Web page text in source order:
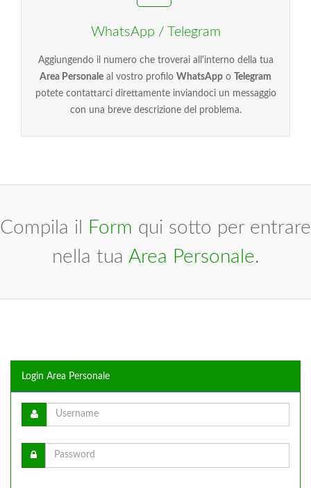
WhatsApp / Telegram
Aggiungendo il numero che troverai all'interno della tua
Area Personale al vostro profilo WhatsApp o Telegram
potete contattarci direttamente inviandoci un messaggio
con una breve descrizione del problema.
Compila il Form qui sotto per entrare
nella tua Area Personale.
Login Area Personale